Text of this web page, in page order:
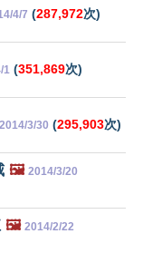
4/7 (287,972次)
1 (351,869次)
2014/3/30 (295,903次)
🖼️ 2014/3/20
🖼️ 2014/2/22